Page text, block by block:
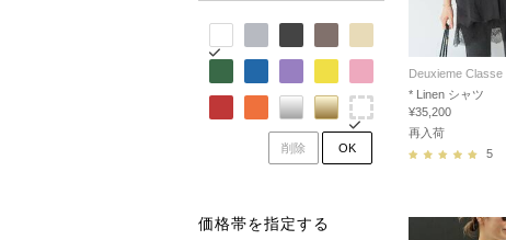
削除 OK
価格帯を指定する
Deuxieme Classe
* Linen シャツ
¥35,200
再入荷
5